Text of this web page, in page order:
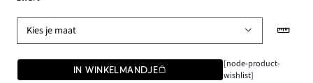
Kies je maat
IN WINKELMANDJE
[node-product-
wishlist]